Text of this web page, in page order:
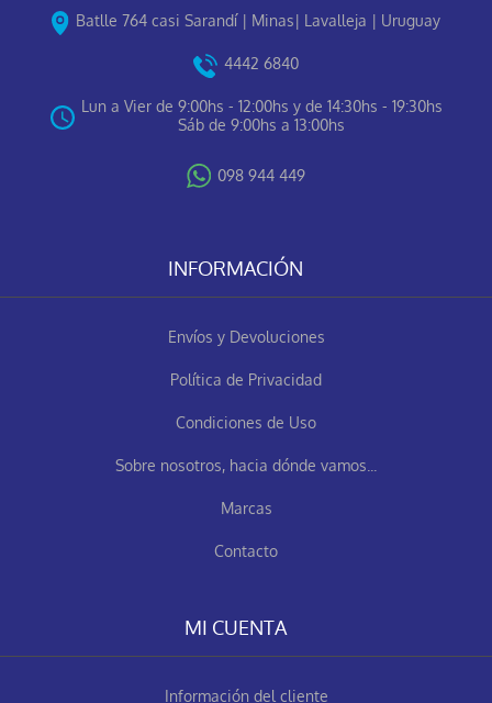
Batlle 764 casi Sarandí | Minas| Lavalleja | Uruguay
4442 6840
Lun a Vier de 9:00hs - 12:00hs y de 14:30hs - 19:30hs
Sáb de 9:00hs a 13:00hs
098 944 449
INFORMACIÓN
Envíos y Devoluciones
Política de Privacidad
Condiciones de Uso
Sobre nosotros, hacia dónde vamos...
Marcas
Contacto
MI CUENTA
Información del cliente